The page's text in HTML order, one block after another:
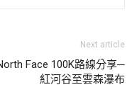
Next article
Face 100K路線分享─
紅河谷至雲森瀑布